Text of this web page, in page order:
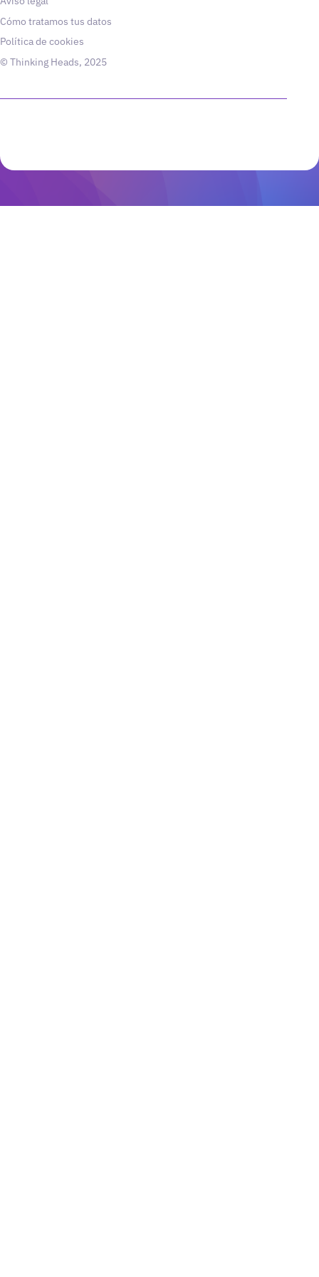
Cómo tratamos tus datos
Política de cookies
© Thinking Heads, 2025